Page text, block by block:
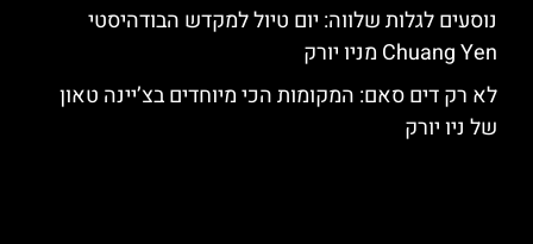
נוסעים לגלות שלווה: יום טיול למקדש הבודהיסטי
Chuang Yen מניו יורק
לא רק דים סאם: המקומות הכי מיוחדים בצ’יינה טאון
של ניו יורק